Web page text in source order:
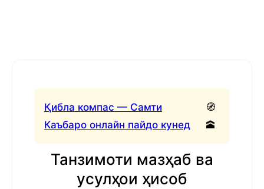
Қибла компас — Самти
Каъбаро онлайн пайдо кунед
🧭
🕋
Танзимоти мазҳаб ва
усулҳои ҳисоб